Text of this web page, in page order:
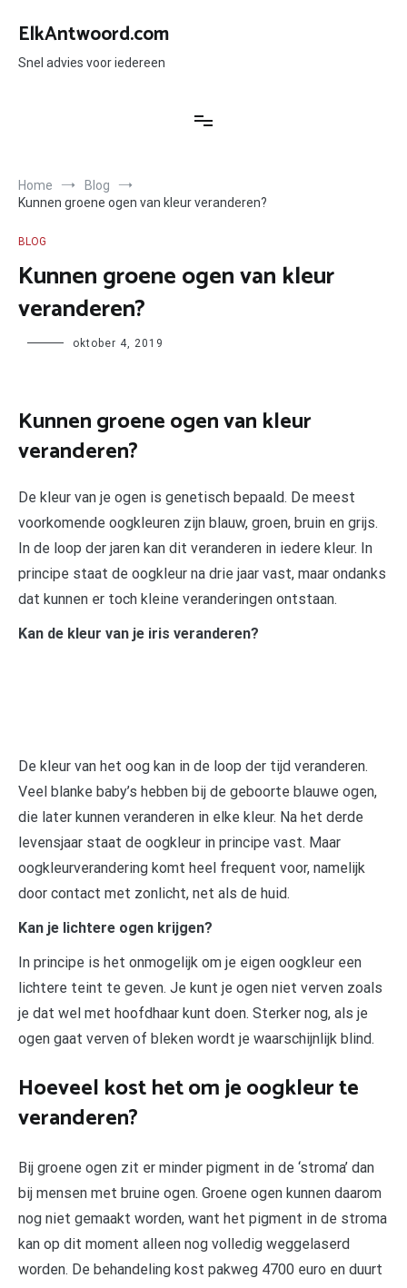
naar
inhoud
ElkAntwoord.com
Snel advies voor iedereen
Home
Blog
Kunnen groene ogen van kleur veranderen?
BLOG
Kunnen groene ogen van kleur
veranderen?
Author oktober 4, 2019
Kunnen groene ogen van kleur
veranderen?
De kleur van je ogen is genetisch bepaald. De meest
voorkomende oogkleuren zijn blauw, groen, bruin en grijs.
In de loop der jaren kan dit veranderen in iedere kleur. In
principe staat de oogkleur na drie jaar vast, maar ondanks
dat kunnen er toch kleine veranderingen ontstaan.
Kan de kleur van je iris veranderen?
De kleur van het oog kan in de loop der tijd veranderen.
Veel blanke baby’s hebben bij de geboorte blauwe ogen,
die later kunnen veranderen in elke kleur. Na het derde
levensjaar staat de oogkleur in principe vast. Maar
oogkleurverandering komt heel frequent voor, namelijk
door contact met zonlicht, net als de huid.
Kan je lichtere ogen krijgen?
In principe is het onmogelijk om je eigen oogkleur een
lichtere teint te geven. Je kunt je ogen niet verven zoals
je dat wel met hoofdhaar kunt doen. Sterker nog, als je
ogen gaat verven of bleken wordt je waarschijnlijk blind.
Hoeveel kost het om je oogkleur te
veranderen?
Bij groene ogen zit er minder pigment in de ‘stroma’ dan
bij mensen met bruine ogen. Groene ogen kunnen daarom
nog niet gemaakt worden, want het pigment in de stroma
kan op dit moment alleen nog volledig weggelaserd
worden. De behandeling kost pakweg 4700 euro en duurt